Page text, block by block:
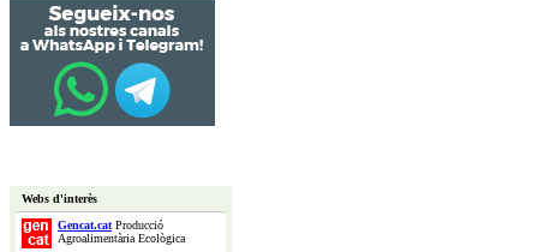
Webs d'interès
Gencat.catProducció
Agroalimentària Ecològica